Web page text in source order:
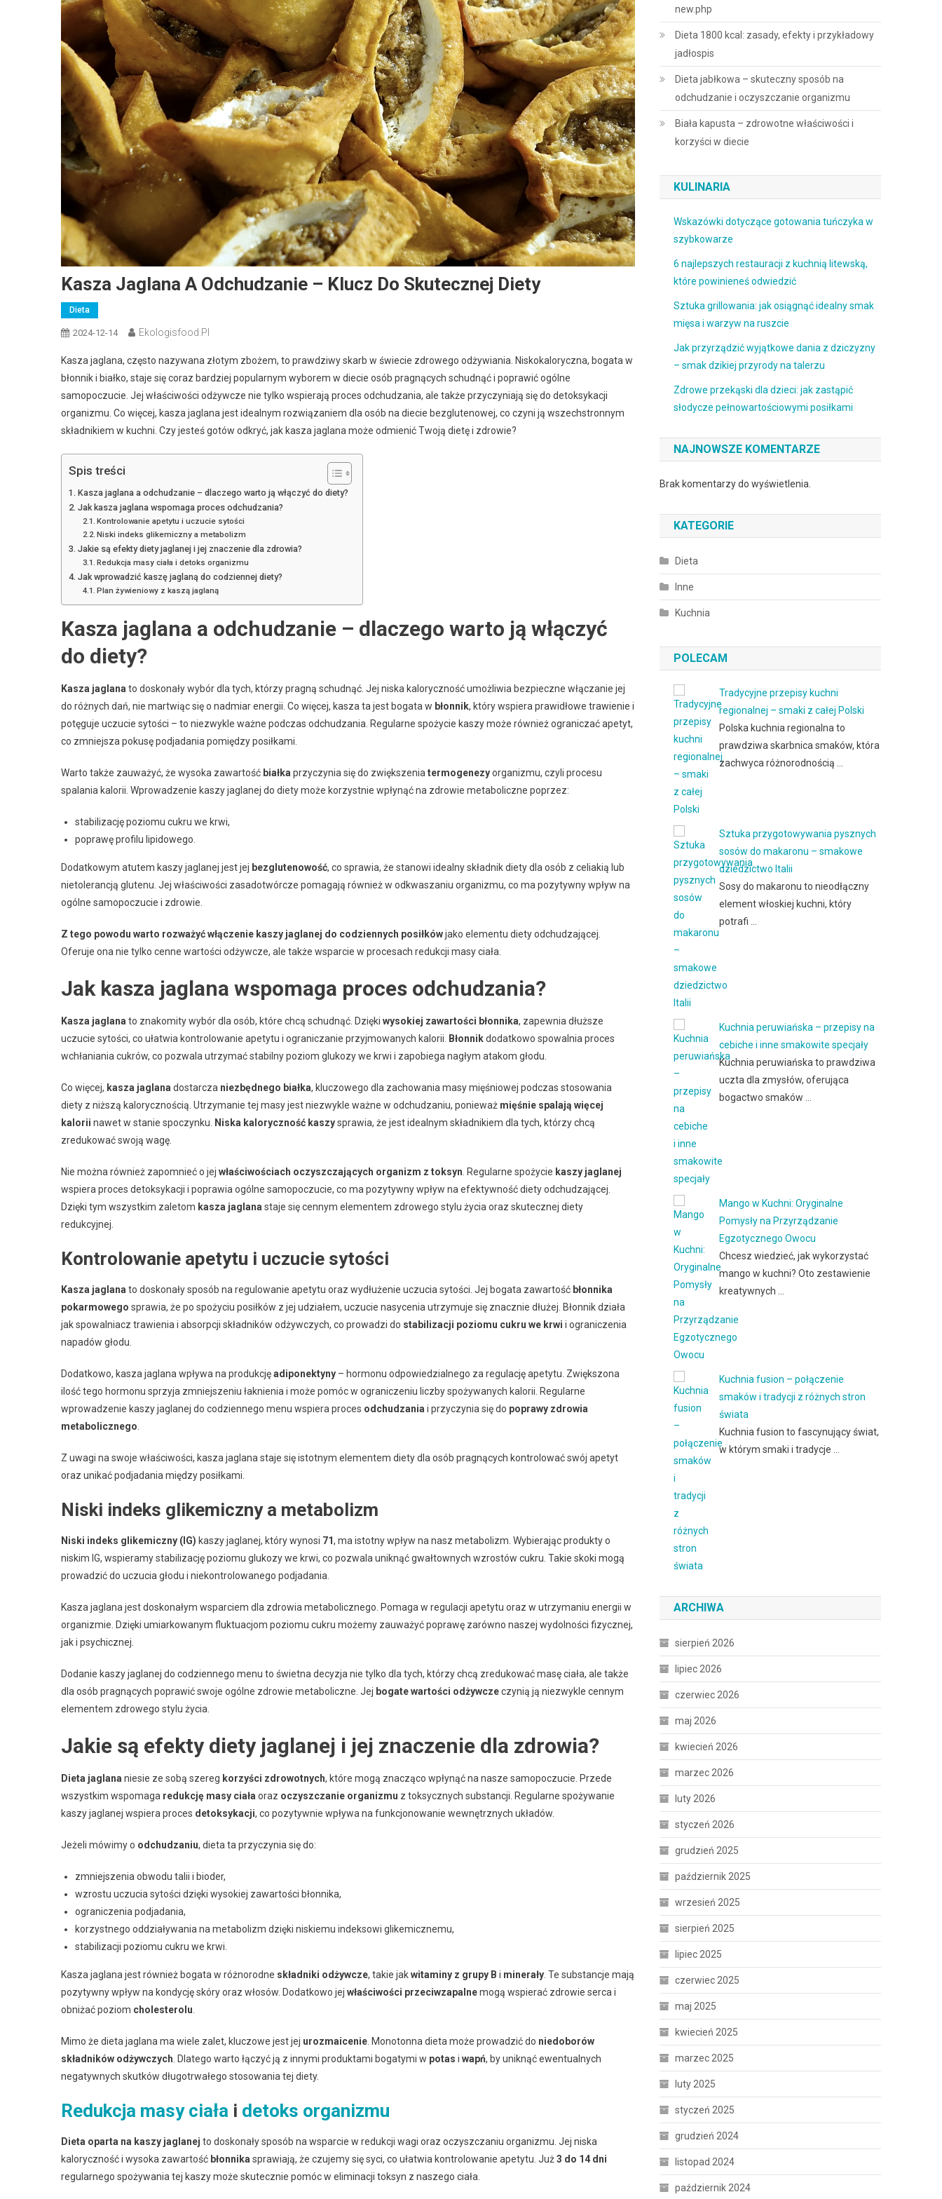
Kasza Jaglana A Odchudzanie – Klucz Do Skutecznej Diety
Dieta
2024-12-14 Ekologisfood.pl
Kasza jaglana, często nazywana złotym zbożem, to prawdziwy skarb w świecie zdrowego odżywiania. Niskokaloryczna, bogata w
błonnik i białko, staje się coraz bardziej popularnym wyborem w diecie osób pragnących schudnąć i poprawić ogólne
samopoczucie. Jej właściwości odżywcze nie tylko wspierają proces odchudzania, ale także przyczyniają się do detoksykacji
organizmu. Co więcej, kasza jaglana jest idealnym rozwiązaniem dla osób na diecie bezglutenowej, co czyni ją wszechstronnym
składnikiem w kuchni. Czy jesteś gotów odkryć, jak kasza jaglana może odmienić Twoją dietę i zdrowie?
Spis treści
Kasza jaglana a odchudzanie – dlaczego warto ją włączyć do diety?
Jak kasza jaglana wspomaga proces odchudzania?
Kontrolowanie apetytu i uczucie sytości
Niski indeks glikemiczny a metabolizm
Jakie są efekty diety jaglanej i jej znaczenie dla zdrowia?
Redukcja masy ciała i detoks organizmu
Jak wprowadzić kaszę jaglaną do codziennej diety?
Plan żywieniowy z kaszą jaglaną
Kasza jaglana a odchudzanie – dlaczego warto ją włączyć
do diety?
Kasza jaglanato doskonały wybór dla tych, którzy pragną schudnąć. Jej niska kaloryczność umożliwia bezpieczne włączanie jej
do różnych dań, nie martwiąc się o nadmiar energii. Co więcej, kasza ta jest bogata w błonnik, który wspiera prawidłowe trawienie i
potęguje uczucie sytości – to niezwykle ważne podczas odchudzania. Regularne spożycie kaszy może również ograniczać apetyt,
co zmniejsza pokusę podjadania pomiędzy posiłkami.
Warto także zauważyć, że wysoka zawartość białkaprzyczynia się do zwiększeniatermogenezyorganizmu, czyli procesu
spalania kalorii. Wprowadzenie kaszy jaglanej do diety może korzystnie wpłynąć na zdrowie metaboliczne poprzez:
stabilizację poziomu cukru we krwi,
poprawę profilu lipidowego.
Dodatkowym atutem kaszy jaglanej jest jej bezglutenowość, co sprawia, że stanowi idealny składnik diety dla osób z celiakią lub
nietolerancją glutenu. Jej właściwości zasadotwórcze pomagają również w odkwaszaniu organizmu, co ma pozytywny wpływ na
ogólne samopoczucie i zdrowie.
Z tego powodu warto rozważyć włączenie kaszy jaglanej do codziennych posiłkówjako elementu diety odchudzającej.
Oferuje ona nie tylko cenne wartości odżywcze, ale także wsparcie w procesach redukcji masy ciała.
Jak kasza jaglana wspomaga proces odchudzania?
Kasza jaglanato znakomity wybór dla osób, które chcą schudnąć. Dzięki wysokiej zawartości błonnika, zapewnia dłuższe
uczucie sytości, co ułatwia kontrolowanie apetytu i ograniczanie przyjmowanych kalorii. Błonnikdodatkowo spowalnia proces
wchłaniania cukrów, co pozwala utrzymać stabilny poziom glukozy we krwi i zapobiega nagłym atakom głodu.
Co więcej, kasza jaglanadostarcza niezbędnego białka, kluczowego dla zachowania masy mięśniowej podczas stosowania
diety z niższą kalorycznością. Utrzymanie tej masy jest niezwykle ważne w odchudzaniu, ponieważ mięśnie spalają więcej
kalorii nawet w stanie spoczynku. Niska kaloryczność kaszysprawia, że jest idealnym składnikiem dla tych, którzy chcą
zredukować swoją wagę.
Nie można również zapomnieć o jej właściwościach oczyszczających organizm z toksyn. Regularne spożycie kaszy jaglanej
wspiera proces detoksykacji i poprawia ogólne samopoczucie, co ma pozytywny wpływ na efektywność diety odchudzającej.
Dzięki tym wszystkim zaletom kasza jaglanastaje się cennym elementem zdrowego stylu życia oraz skutecznej diety
redukcyjnej.
Kontrolowanie apetytu i uczucie sytości
Kasza jaglanato doskonały sposób na regulowanie apetytu oraz wydłużenie uczucia sytości. Jej bogata zawartość błonnika
pokarmowego sprawia, że po spożyciu posiłków z jej udziałem, uczucie nasycenia utrzymuje się znacznie dłużej. Błonnik działa
jak spowalniacz trawienia i absorpcji składników odżywczych, co prowadzi do stabilizacji poziomu cukru we krwi i ograniczenia
napadów głodu.
Dodatkowo, kasza jaglana wpływa na produkcjęadiponektyny – hormonu odpowiedzialnego za regulację apetytu. Zwiększona
ilość tego hormonu sprzyja zmniejszeniu łaknienia i może pomóc w ograniczeniu liczby spożywanych kalorii. Regularne
wprowadzenie kaszy jaglanej do codziennego menu wspiera proces odchudzaniai przyczynia się do poprawy zdrowia
metabolicznego.
Z uwagi na swoje właściwości, kasza jaglana staje się istotnym elementem diety dla osób pragnących kontrolować swój apetyt
oraz unikać podjadania między posiłkami.
Niski indeks glikemiczny a metabolizm
Niski indeks glikemiczny (IG) kaszy jaglanej, który wynosi 71, ma istotny wpływ na nasz metabolizm. Wybierając produkty o
niskim IG, wspieramy stabilizację poziomu glukozy we krwi, co pozwala uniknąć gwałtownych wzrostów cukru. Takie skoki mogą
prowadzić do uczucia głodu i niekontrolowanego podjadania.
Kasza jaglana jest doskonałym wsparciem dla zdrowia metabolicznego. Pomaga w regulacji apetytu oraz w utrzymaniu energii w
organizmie. Dzięki umiarkowanym fluktuacjom poziomu cukru możemy zauważyć poprawę zarówno naszej wydolności fizycznej,
jak i psychicznej.
Dodanie kaszy jaglanej do codziennego menu to świetna decyzja nie tylko dla tych, którzy chcą zredukować masę ciała, ale także
dla osób pragnących poprawić swoje ogólne zdrowie metaboliczne. Jej bogate wartości odżywczeczynią ją niezwykle cennym
elementem zdrowego stylu życia.
Jakie są efekty diety jaglanej i jej znaczenie dla zdrowia?
Dieta jaglananiesie ze sobą szereg korzyści zdrowotnych, które mogą znacząco wpłynąć na nasze samopoczucie. Przede
wszystkim wspomaga redukcję masy ciałaoraz oczyszczanie organizmu z toksycznych substancji. Regularne spożywanie
kaszy jaglanej wspiera proces detoksykacji, co pozytywnie wpływa na funkcjonowanie wewnętrznych układów.
Jeżeli mówimy o odchudzaniu, dieta ta przyczynia się do:
zmniejszenia obwodu talii i bioder,
wzrostu uczucia sytości dzięki wysokiej zawartości błonnika,
ograniczenia podjadania,
korzystnego oddziaływania na metabolizm dzięki niskiemu indeksowi glikemicznemu,
stabilizacji poziomu cukru we krwi.
Kasza jaglana jest również bogata w różnorodne składniki odżywcze, takie jakwitaminy z grupy B i minerały. Te substancje mają
pozytywny wpływ na kondycję skóry oraz włosów. Dodatkowo jej właściwości przeciwzapalnemogą wspierać zdrowie serca i
obniżać poziom cholesterolu.
Mimo że dieta jaglana ma wiele zalet, kluczowe jest jej urozmaicenie. Monotonna dieta może prowadzić do niedoborów
składników odżywczych. Dlatego warto łączyć ją z innymi produktami bogatymi w potas i wapń, by uniknąć ewentualnych
negatywnych skutków długotrwałego stosowania tej diety.
Redukcja masy ciała i detoks organizmu
Dieta oparta na kaszy jaglanej to doskonały sposób na wsparcie w redukcji wagi oraz oczyszczaniu organizmu. Jej niska
kaloryczność i wysoka zawartość błonnikasprawiają, że czujemy się syci, co ułatwia kontrolowanie apetytu. Już3 do 14 dni
regularnego spożywania tej kaszy może skutecznie pomóc w eliminacji toksyn z naszego ciała.
new.php
Dieta 1800 kcal: zasady, efekty i przykładowy
jadłospis
Dieta jabłkowa – skuteczny sposób na
odchudzanie i oczyszczanie organizmu
Biała kapusta – zdrowotne właściwości i
korzyści w diecie
KULINARIA
Wskazówki dotyczące gotowania tuńczyka w
szybkowarze
6 najlepszych restauracji z kuchnią litewską,
które powinieneś odwiedzić
Sztuka grillowania: jak osiągnąć idealny smak
mięsa i warzyw na ruszcie
Jak przyrządzić wyjątkowe dania z dziczyzny
– smak dzikiej przyrody na talerzu
Zdrowe przekąski dla dzieci: jak zastąpić
słodycze pełnowartościowymi posiłkami
NAJNOWSZE KOMENTARZE
Brak komentarzy do wyświetlenia.
KATEGORIE
Dieta
Inne
Kuchnia
POLECAM
Tradycyjne przepisy kuchni
regionalnej – smaki z całej Polski
Polska kuchnia regionalna to
prawdziwa skarbnica smaków, która
zachwyca różnorodnością …
Sztuka przygotowywania pysznych
sosów do makaronu – smakowe
dziedzictwo Italii
Sosy do makaronu to nieodłączny
element włoskiej kuchni, który
potrafi …
Kuchnia peruwiańska – przepisy na
cebiche i inne smakowite specjały
Kuchnia peruwiańska to prawdziwa
uczta dla zmysłów, oferująca
bogactwo smaków …
Mango w Kuchni: Oryginalne
Pomysły na Przyrządzanie
Egzotycznego Owocu
Chcesz wiedzieć, jak wykorzystać
mango w kuchni? Oto zestawienie
kreatywnych …
Kuchnia fusion – połączenie
smaków i tradycji z różnych stron
świata
Kuchnia fusion to fascynujący świat,
w którym smaki i tradycje …
ARCHIWA
sierpień 2026
lipiec 2026
czerwiec 2026
maj 2026
kwiecień 2026
marzec 2026
luty 2026
styczeń 2026
grudzień 2025
październik 2025
wrzesień 2025
sierpień 2025
lipiec 2025
czerwiec 2025
maj 2025
kwiecień 2025
marzec 2025
luty 2025
styczeń 2025
grudzień 2024
listopad 2024
październik 2024